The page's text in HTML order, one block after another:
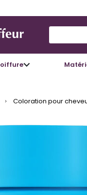
Coloration pour